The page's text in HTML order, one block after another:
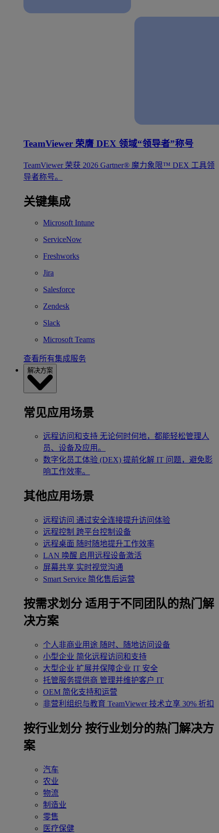
TeamViewer 荣膺 DEX 领域“领导者”称号
TeamViewer 荣获 2026 Gartner® 魔力象限™ DEX 工具领
导者称号。
关键集成
Microsoft Intune
ServiceNow
Freshworks
Jira
Salesforce
Zendesk
Slack
Microsoft Teams
查看所有集成服务
解决方案
常见应用场景
远程访问和支持 无论何时何地，都能轻松管理人
员、设备及应用。
数字化员工体验 (DEX) 提前化解 IT 问题，避免影
响工作效率。
其他应用场景
远程访问 通过安全连接提升访问体验
远程控制 跨平台控制设备
远程桌面 随时随地提升工作效率
LAN 唤醒 启用远程设备激活
屏幕共享 实时视觉沟通
Smart Service 简化售后运营
按需求划分 适用于不同团队的热门解
决方案
个人非商业用途 随时、随地访问设备
小型企业 简化远程访问和支持
大型企业 扩展并保障企业 IT 安全
托管服务提供商 管理并维护客户 IT
OEM 简化支持和运营
非营利组织与教育 TeamViewer 技术立享 30% 折扣
‌按行业划分 按行业划分的热门解决方
案
汽车
农业
物流
制造业
零售
医疗保健